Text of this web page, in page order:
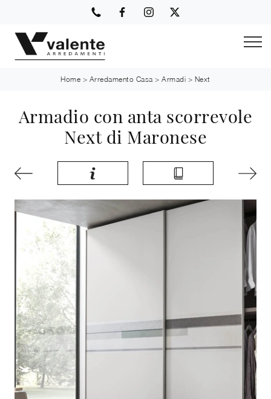
Home > Arredamento Casa >Armadi > Next
Armadio con anta scorrevole
Next di Maronese